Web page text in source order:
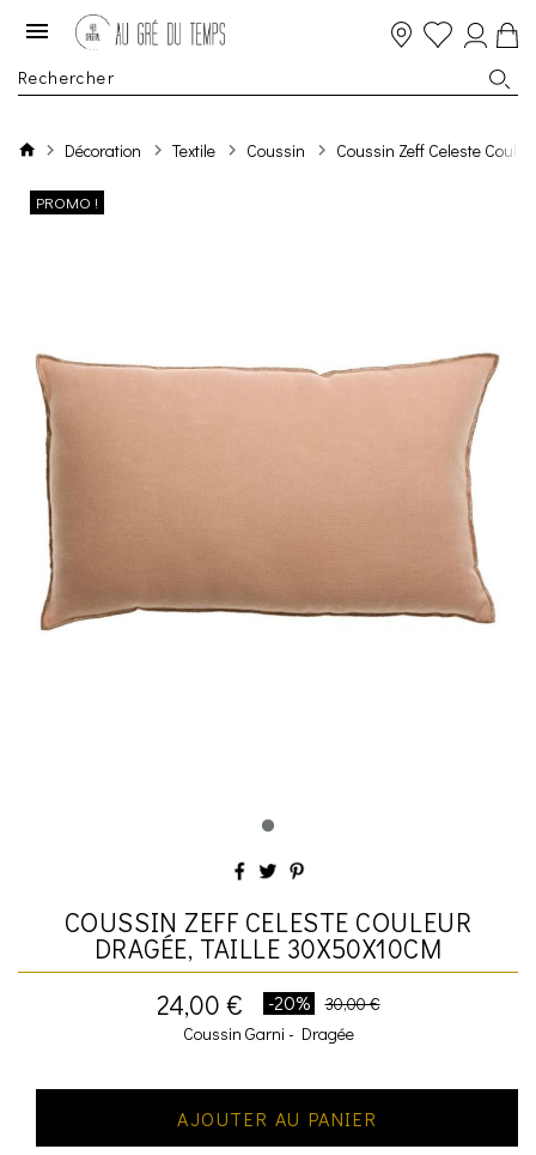
Décoration Textile Coussin Coussin Zeff Celeste
PROMO !
COUSSIN ZEFF CELESTE COULEUR
DRAGÉE, TAILLE 30X50X10CM
24,00 €
-20%
30,00 €
Coussin Garni - Dragée
AJOUTER AU PANIER